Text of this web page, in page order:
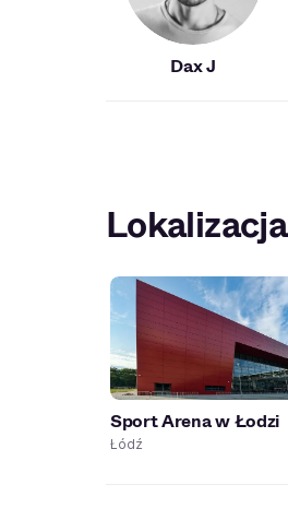
Dax J
Lokalizacja
Sport Arena w Łodzi
Łódź